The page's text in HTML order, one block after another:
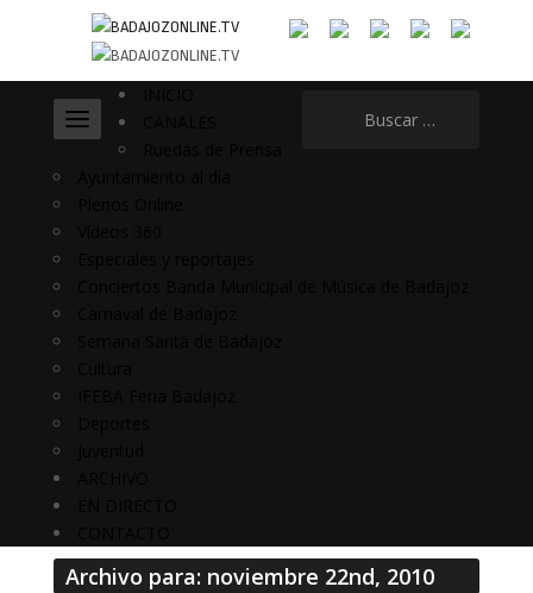
Archivo para: noviembre 22nd, 2010